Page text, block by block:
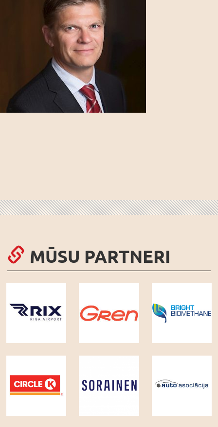
MŪSU PARTNERI